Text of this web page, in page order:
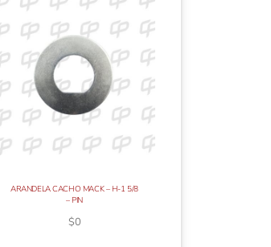
ARANDELA CACHO MACK – H-1 5/8
– PIN
$0